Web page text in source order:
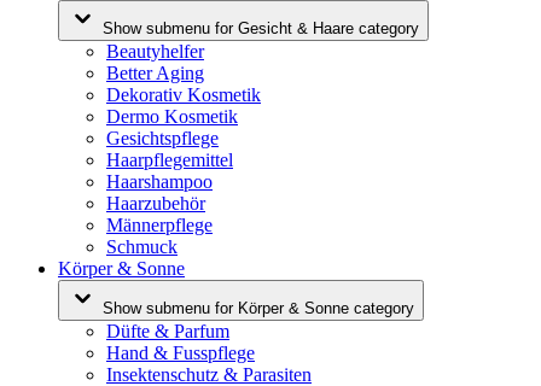
Show submenu for Gesicht & Haare category
Beautyhelfer
Better Aging
Dekorativ Kosmetik
Dermo Kosmetik
Gesichtspflege
Haarpflegemittel
Haarshampoo
Haarzubehör
Männerpflege
Schmuck
Körper & Sonne
Show submenu for Körper & Sonne category
Düfte & Parfum
Hand & Fusspflege
Insektenschutz & Parasiten